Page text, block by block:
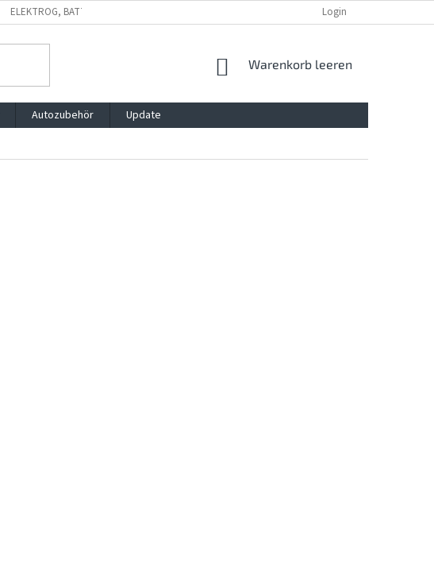
ELEKTROG, BATTG, VERPACKG REKLAMATION UND WIDDERRUFSRECHT
Login
WARENKORB
Warenkorb leeren
Autozubehör
Update